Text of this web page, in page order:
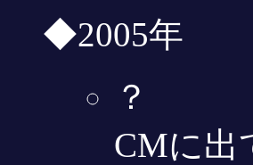
◆2005年
？
CMに出